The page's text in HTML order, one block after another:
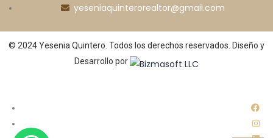
yeseniaquinterorealtor@gmail.com
© 2024 Yesenia Quintero. Todos los derechos reservados. Diseño y
Desarrollo por